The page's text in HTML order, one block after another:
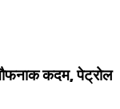
कदम, पेट्रोल